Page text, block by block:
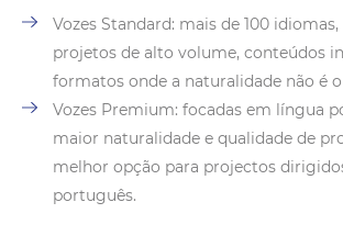
Vozes Standard: mais de 100
projetos de alto volume, conteúdos
formatos onde a naturalidade não é
Vozes Premium: focadas em língua
maior naturalidade e qualidade de
melhor opção para projectos
português.